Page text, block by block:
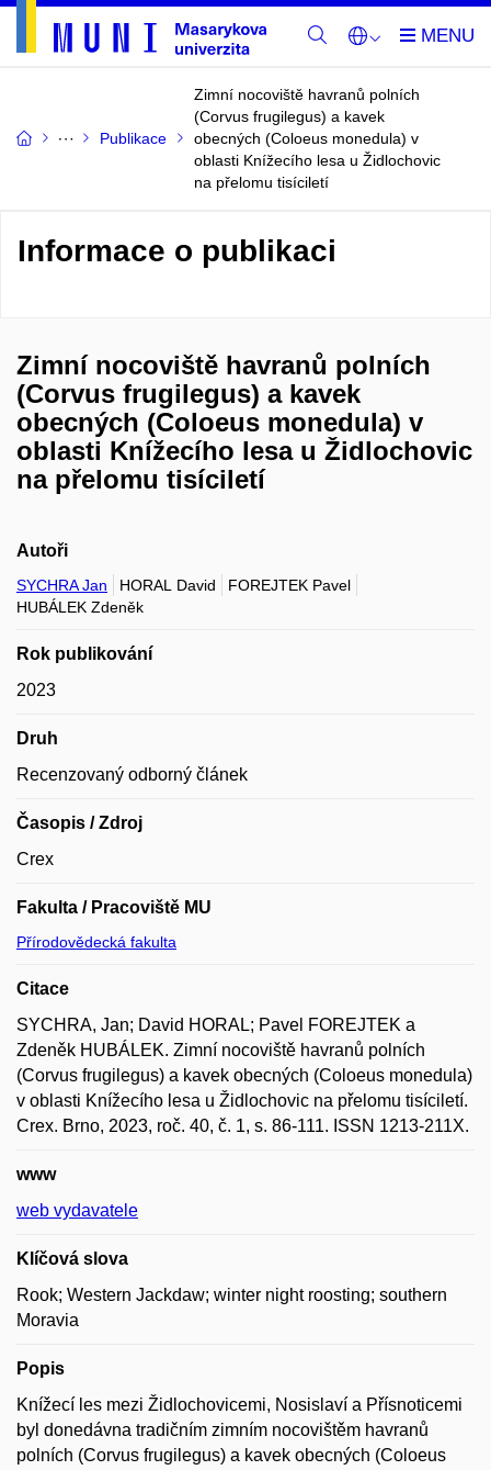
Publikace
Zimní nocoviště havranů polních
(Corvus frugilegus) a kavek
obecných (Coloeus monedula) v
oblasti Knížecího lesa u Židlochovic
na přelomu tisíciletí
Informace o publikaci
Zimní nocoviště havranů polních
(Corvus frugilegus) a kavek
obecných (Coloeus monedula) v
oblasti Knížecího lesa u Židlochovic
na přelomu tisíciletí
Autoři
SYCHRA Jan HORAL David
FOREJTEK Pavel
HUBÁLEK Zdeněk
Rok publikování
2023
Druh
Recenzovaný odborný článek
Časopis / Zdroj
Crex
Fakulta / Pracoviště MU
Přírodovědecká fakulta
Citace
SYCHRA, Jan; David HORAL; Pavel FOREJTEK a
Zdeněk HUBÁLEK. Zimní nocoviště havranů polních
(Corvus frugilegus) a kavek obecných (Coloeus monedula)
v oblasti Knížecího lesa u Židlochovic na přelomu tisíciletí.
Crex. Brno, 2023, roč. 40, č. 1, s. 86-111. ISSN 1213-211X.
www
web vydavatele
Klíčová slova
Rook; Western Jackdaw; winter night roosting; southern
Moravia
Popis
Knížecí les mezi Židlochovicemi, Nosislaví a Přísnoticemi
byl donedávna tradičním zimním nocovištěm havranů
polních (Corvus frugilegus) a kavek obecných (Coloeus